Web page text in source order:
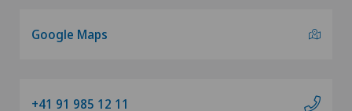
Google Maps
+41 91 985 12 11